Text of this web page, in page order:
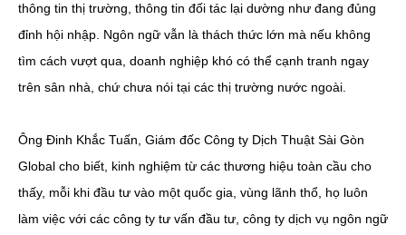
thông tin thị trường, thông tin đối tác lại dường như đang đủng
đỉnh hội nhập. Ngôn ngữ vẫn là thách thức lớn mà nếu không
tìm cách vượt qua, doanh nghiệp khó có thể cạnh tranh ngay
trên sân nhà, chứ chưa nói tại các thị trường nước ngoài.
Ông Đinh Khắc Tuấn, Giám đốc Công ty Dịch Thuật Sài Gòn
Global cho biết, kinh nghiệm từ các thương hiệu toàn cầu cho
thấy, mỗi khi đầu tư vào một quốc gia, vùng lãnh thổ, họ luôn
làm việc với các công ty tư vấn đầu tư, công ty dịch vụ ngôn ngữ